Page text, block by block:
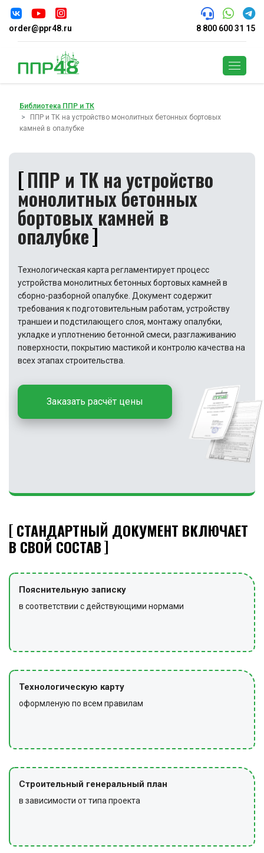
order@ppr48.ru 8 800 600 31 15
Библиотека ППР и ТК
ППР и ТК на устройство монолитных бетонных бортовых
камней в опалубке
ППР и ТК на устройство
монолитных бетонных
бортовых камней в
опалубке
Технологическая карта регламентирует процесс
устройства монолитных бетонных бортовых камней в
сборно-разборной опалубке. Документ содержит
требования к подготовительным работам, устройству
траншеи и подстилающего слоя, монтажу опалубки,
укладке и уплотнению бетонной смеси, разглаживанию
поверхности, покрытию мастикой и контролю качества на
всех этапах строительства.
Заказать расчёт цены
СТАНДАРТНЫЙ ДОКУМЕНТ ВКЛЮЧАЕТ
В СВОЙ СОСТАВ
Пояснительную записку
в соответствии с действующими нормами
Технологическую карту
оформленую по всем правилам
Строительный генеральный план
в зависимости от типа проекта